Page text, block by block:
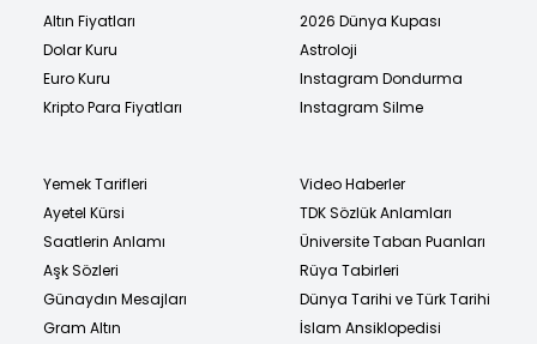
Altın Fiyatları
Dolar Kuru
Euro Kuru
Kripto Para Fiyatları
2026 Dünya Kupası
Astroloji
Instagram Dondurma
Instagram Silme
Yemek Tarifleri
Ayetel Kürsi
Saatlerin Anlamı
Aşk Sözleri
Günaydın Mesajları
Gram Altın
Video Haberler
TDK Sözlük Anlamları
Üniversite Taban Puanları
Rüya Tabirleri
Dünya Tarihi ve Türk Tarihi
İslam Ansiklopedisi